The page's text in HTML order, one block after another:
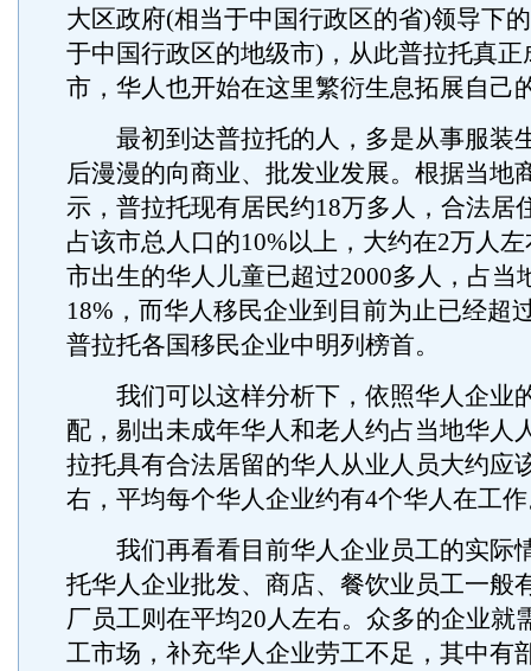
大区政府(相当于中国行政区的省)领导下
于中国行政区的地级市)，从此普拉托真正
市，华人也开始在这里繁衍生息拓展自己
最初到达普拉托的人，多是从事服装
后漫漫的向商业、批发业发展。根据当地
示，普拉托现有居民约18万多人，合法居
占该市总人口的10%以上，大约在2万人
市出生的华人儿童已超过2000多人，占当
18%，而华人移民企业到目前为止已经超
普拉托各国移民企业中明列榜首。
我们可以这样分析下，依照华人企业
配，剔出未成年华人和老人约占当地华人
拉托具有合法居留的华人从业人员大约应
右，平均每个华人企业约有4个华人在工
我们再看看目前华人企业员工的实际
托华人企业批发、商店、餐饮业员工一般
厂员工则在平均20人左右。众多的企业就
工市场，补充华人企业劳工不足，其中有